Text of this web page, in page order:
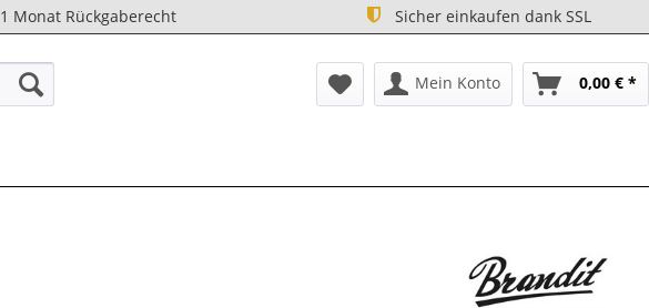
1 Monat Rückgaberecht Sicher einkaufen dank SSL
Mein Konto 0,00 € *